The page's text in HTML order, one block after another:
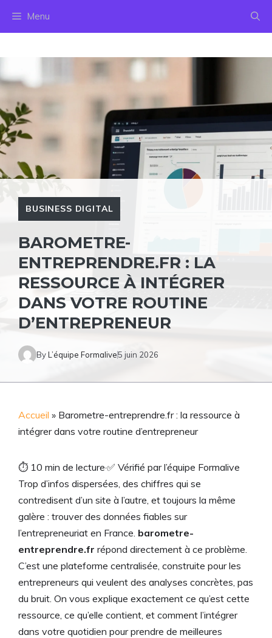
Menu
BUSINESS DIGITAL
BAROMETRE-
ENTREPRENDRE.FR : LA
RESSOURCE À INTÉGRER
DANS VOTRE ROUTINE
D’ENTREPRENEUR
ByL’équipe Formalive5 juin 2026
Accueil » Barometre-entreprendre.fr : la ressource à
intégrer dans votre routine d’entrepreneur
⏱ 10 min de lecture·✅ Vérifié par l’équipe Formalive
Trop d’infos dispersées, des chiffres qui se
contredisent d’un site à l’autre, et toujours la même
galère : trouver des données fiables sur
l’entrepreneuriat en France. barometre-
entreprendre.fr répond directement à ce problème.
C’est une plateforme centralisée, construite pour les
entrepreneurs qui veulent des analyses concrètes, pas
du bruit. On vous explique exactement ce qu’est cette
ressource, ce qu’elle contient, et comment l’intégrer
dans votre quotidien pour prendre de meilleures